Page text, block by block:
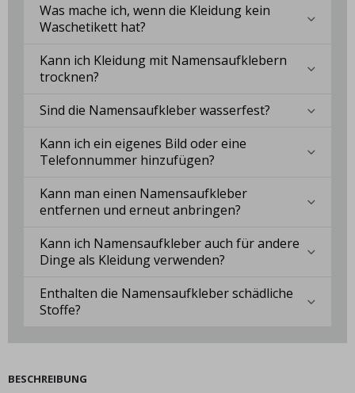
Was mache ich, wenn die Kleidung kein
Waschetikett hat?
Kann ich Kleidung mit Namensaufklebern
trocknen?
Sind die Namensaufkleber wasserfest?
Kann ich ein eigenes Bild oder eine
Telefonnummer hinzufügen?
Kann man einen Namensaufkleber
entfernen und erneut anbringen?
Kann ich Namensaufkleber auch für andere
Dinge als Kleidung verwenden?
Enthalten die Namensaufkleber schädliche
Stoffe?
BESCHREIBUNG